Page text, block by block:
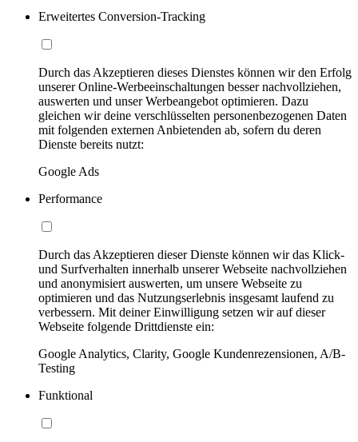
Erweitertes Conversion-Tracking
Durch das Akzeptieren dieses Dienstes können wir den Erfolg
unserer Online-Werbeeinschaltungen besser nachvollziehen,
auswerten und unser Werbeangebot optimieren. Dazu
gleichen wir deine verschlüsselten personenbezogenen Daten
mit folgenden externen Anbietenden ab, sofern du deren
Dienste bereits nutzt:
Google Ads
Performance
Durch das Akzeptieren dieser Dienste können wir das Klick-
und Surfverhalten innerhalb unserer Webseite nachvollziehen
und anonymisiert auswerten, um unsere Webseite zu
optimieren und das Nutzungserlebnis insgesamt laufend zu
verbessern. Mit deiner Einwilligung setzen wir auf dieser
Webseite folgende Drittdienste ein:
Google Analytics, Clarity, Google Kundenrezensionen, A/B-
Testing
Funktional